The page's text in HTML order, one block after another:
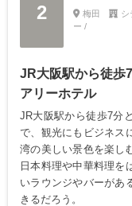
2 梅田
ー /
JR大阪駅から徒歩
アリーホテル
JR大阪駅から徒歩7分
で、観光にもビジネス
湾の美しい景色を楽し
日本料理や中華料理を
いラウンジやバーがあ
きるだろう。